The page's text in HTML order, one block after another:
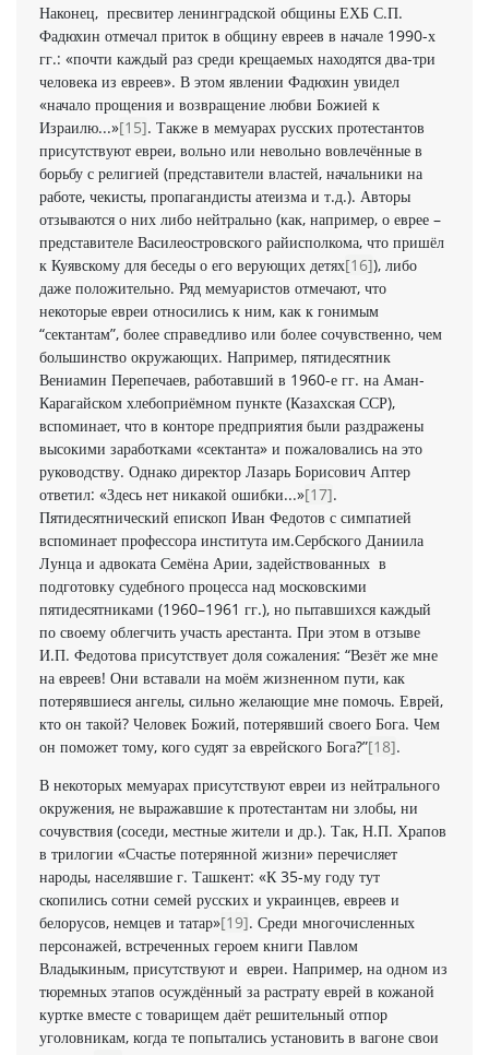
Наконец, пресвитер ленинградской общины ЕХБ С.П.
Фадюхин отмечал приток в общину евреев в начале 1990-х
гг.: «почти каждый раз среди крещаемых находятся два-три
человека из евреев». В этом явлении Фадюхин увидел
«начало прощения и возвращение любви Божией к
Израилю...»[15]. Также в мемуарах русских протестантов
присутствуют евреи, вольно или невольно вовлечённые в
борьбу с религией (представители властей, начальники на
работе, чекисты, пропагандисты атеизма и т.д.). Авторы
отзываются о них либо нейтрально (как, например, о еврее –
представителе Василеостровского райисполкома, что пришёл
к Куявскому для беседы о его верующих детях[16]), либо
даже положительно. Ряд мемуаристов отмечают, что
некоторые евреи относились к ним, как к гонимым
“сектантам”, более справедливо или более сочувственно, чем
большинство окружающих. Например, пятидесятник
Вениамин Перепечаев, работавший в 1960-е гг. на Аман-
Карагайском хлебоприёмном пункте (Казахская ССР),
вспоминает, что в конторе предприятия были раздражены
высокими заработками «сектанта» и пожаловались на это
руководству. Однако директор Лазарь Борисович Аптер
ответил: «Здесь нет никакой ошибки...»[17].
Пятидесятнический епископ Иван Федотов с симпатией
вспоминает профессора института им.Сербского Даниила
Лунца и адвоката Семёна Арии, задействованных в
подготовку судебного процесса над московскими
пятидесятниками (1960–1961 гг.), но пытавшихся каждый
по своему облегчить участь арестанта. При этом в отзыве
И.П. Федотова присутствует доля сожаления: “Везёт же мне
на евреев! Они вставали на моём жизненном пути, как
потерявшиеся ангелы, сильно желающие мне помочь. Еврей,
кто он такой? Человек Божий, потерявший своего Бога. Чем
он поможет тому, кого судят за еврейского Бога?”[18].
В некоторых мемуарах присутствуют евреи из нейтрального
окружения, не выражавшие к протестантам ни злобы, ни
сочувствия (соседи, местные жители и др.). Так, Н.П. Храпов
в трилогии «Счастье потерянной жизни» перечисляет
народы, населявшие г. Ташкент: «К 35-му году тут
скопились сотни семей русских и украинцев, евреев и
белорусов, немцев и татар»[19]. Среди многочисленных
персонажей, встреченных героем книги Павлом
Владыкиным, присутствуют и евреи. Например, на одном из
тюремных этапов осуждённый за растрату еврей в кожаной
куртке вместе с товарищем даёт решительный отпор
уголовникам, когда те попытались установить в вагоне свои